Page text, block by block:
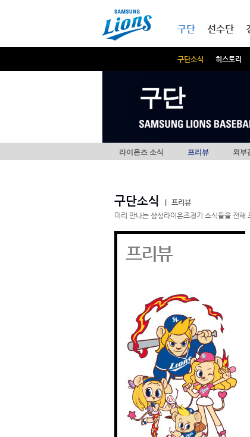
구단
구단소식 히스토리
선수단
구단
라이온즈 소식 프리뷰 외부
구단소식
프리뷰
미리 만나는 삼성라이온즈경기 소식들을 전해
프리뷰